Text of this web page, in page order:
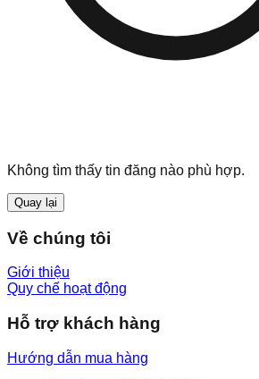
Không tìm thấy tin đăng nào phù hợp.
Quay lại
Về chúng tôi
Giới thiệu
Quy chế hoạt động
Hỗ trợ khách hàng
Hướng dẫn mua hàng